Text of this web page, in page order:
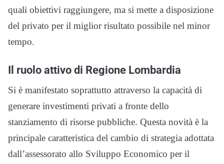
quali obiettivi raggiungere, ma si mette a disposizione
del privato per il miglior risultato possibile nel minor
tempo.
Il ruolo attivo di Regione Lombardia
Si è manifestato soprattutto attraverso la capacità di
generare investimenti privati a fronte dello
stanziamento di risorse pubbliche. Questa novità è la
principale caratteristica del cambio di strategia adottata
dall’assessorato allo Sviluppo Economico per il